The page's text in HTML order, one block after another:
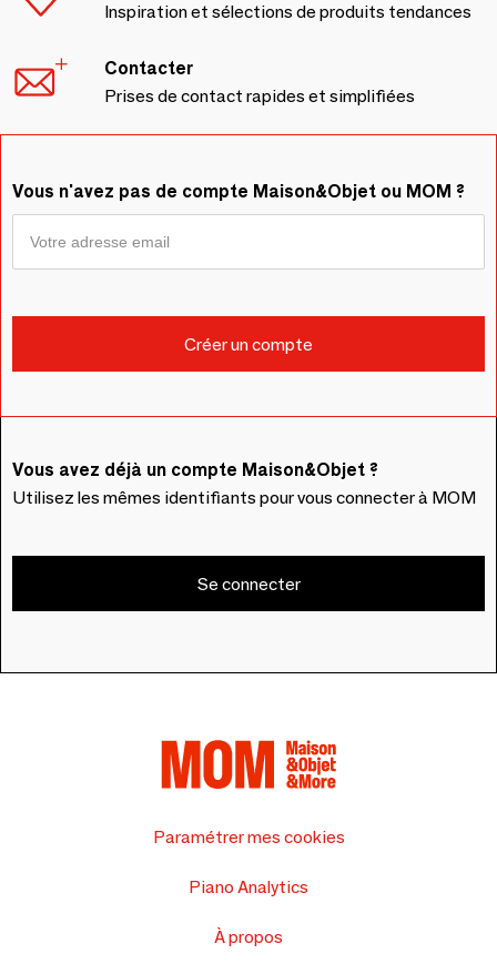
Inspiration et sélections de produits tendances
Contacter
Prises de contact rapides et simplifiées
Vous n'avez pas de compte Maison&Objet ou MOM ?
Vous avez déjà un compte Maison&Objet ?
Utilisez les mêmes identifiants pour vous connecter à MOM
Se connecter
Paramétrer mes cookies
Piano Analytics
À propos